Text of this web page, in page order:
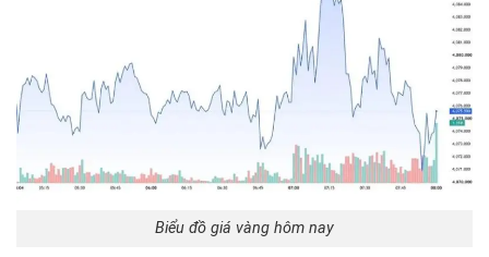
Biểu đồ giá vàng hôm nay